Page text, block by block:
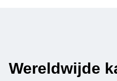
Wereldwijde